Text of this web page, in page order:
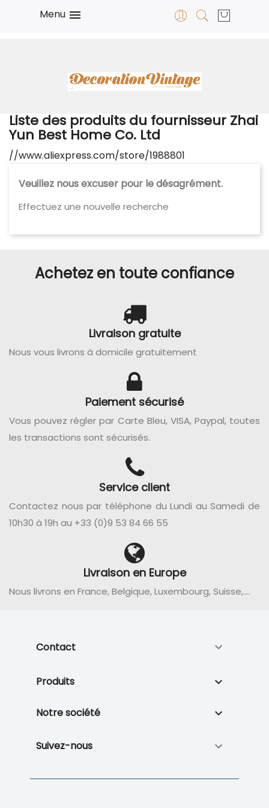
Menu 
Liste des produits du fournisseur Zhai
Yun Best Home Co. Ltd
//www.aliexpress.com/store/1988801
Veuillez nous excuser pour le désagrément.
Effectuez une nouvelle recherche
Achetez en toute confiance
Livraison gratuite
Nous vous livrons à domicile gratuitement
Paiement sécurisé
Vous pouvez régler par Carte Bleu, VISA, Paypal, toutes
les transactions sont sécurisés.
Service client
Contactez nous par téléphone du Lundi au Samedi de
10h30 à 19h au +33 (0)9 53 84 66 55
Livraison en Europe
Nous livrons en France, Belgique, Luxembourg, Suisse,....
Contact 
Produits 
Notre société 
Suivez-nous 